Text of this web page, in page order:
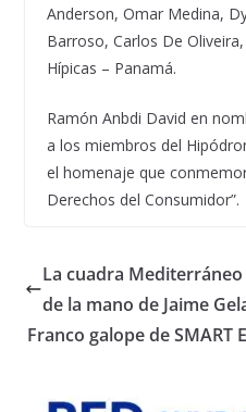
Anderson, Omar Medina,
Barroso, Carlos De
Hípicas – Panamá.
Ramón Anbdi David en
a los miembros del
el homenaje que
Derechos del Consumidor”.
La cuadra
de la mano de Jaime
Franco galope de SMART